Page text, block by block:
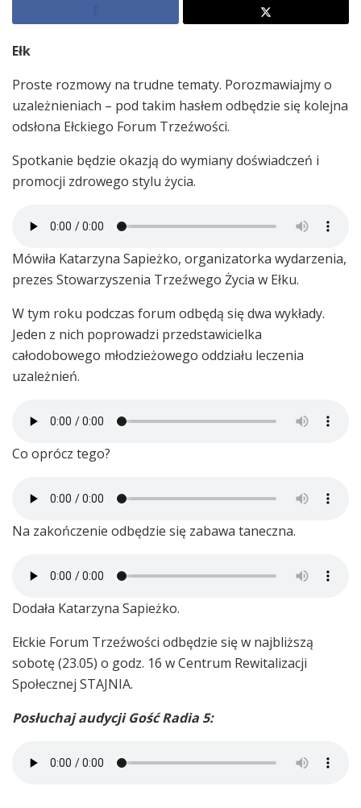
Ełk
Proste rozmowy na trudne tematy. Porozmawiajmy o
uzależnieniach – pod takim hasłem odbędzie się kolejna
odsłona Ełckiego Forum Trzeźwości.
Spotkanie będzie okazją do wymiany doświadczeń i
promocji zdrowego stylu życia.
Mówiła Katarzyna Sapieżko, organizatorka wydarzenia,
prezes Stowarzyszenia Trzeźwego Życia w Ełku.
W tym roku podczas forum odbędą się dwa wykłady.
Jeden z nich poprowadzi przedstawicielka
całodobowego młodzieżowego oddziału leczenia
uzależnień.
Co oprócz tego?
Na zakończenie odbędzie się zabawa taneczna.
Dodała Katarzyna Sapieżko.
Ełckie Forum Trzeźwości odbędzie się w najbliższą
sobotę (23.05) o godz. 16 w Centrum Rewitalizacji
Społecznej STAJNIA.
Posłuchaj audycji Gość Radia 5: